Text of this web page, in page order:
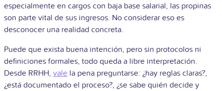
especialmente en cargos con baja base salarial, las propinas
son parte vital de sus ingresos. No considerar eso es
desconocer una realidad concreta.
Puede que exista buena intención, pero sin protocolos ni
definiciones formales, todo queda a libre interpretación.
Desde RRHH, vale la pena preguntarse: ¿hay reglas claras?,
¿está documentado el proceso?, ¿se sabe quién decide y